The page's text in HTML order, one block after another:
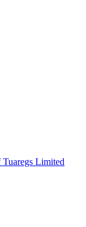
Limited